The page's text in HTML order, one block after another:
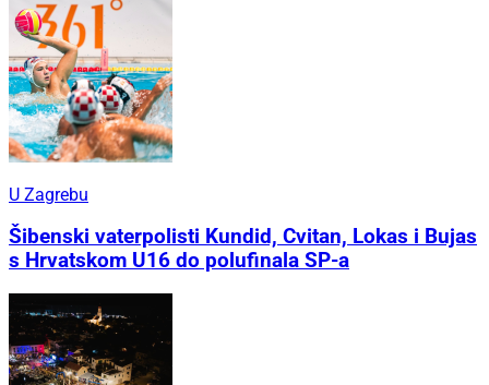
U Zagrebu
Šibenski vaterpolisti Kundid, Cvitan, Lokas i Bujas
s Hrvatskom U16 do polufinala SP-a